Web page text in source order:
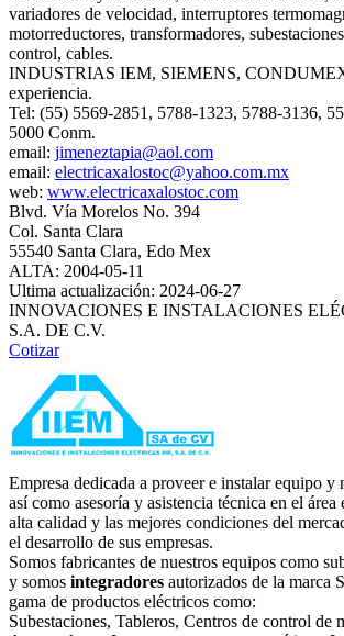
variadores de velocidad, interruptores
motorreductores, transformadores,
control, cables.
INDUSTRIAS IEM, SIEMENS,
experiencia.
Tel: (55) 5569-2851, 5788-1323, 5788-3136,
5000 Conm.
email: jimeneztapia@aol.com
email: electricaxalostoc@yahoo.com.mx
web: www.electricaxalostoc.com
Blvd. Vía Morelos No. 394
Col. Santa Clara
55540 Santa Clara, Edo Mex
ALTA: 2004-05-11
Ultima actualización: 2024-06-27
INNOVACIONES E INSTALACIONES
S.A. DE C.V.
Cotizar
Empresa dedicada a proveer e instalar equipo y
así como asesoría y asistencia técnica en el
alta calidad y las mejores condiciones del
el desarrollo de sus empresas.
Somos fabricantes de nuestros equipos como
y somos integradores autorizados de la marca
gama de productos eléctricos como:
Subestaciones, Tableros, Centros de control de